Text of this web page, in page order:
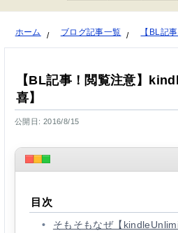
ホーム ブログ記事一覧 【BL記
【BL記事！閲覧注意】
喜】
公開日: 2016/8/15
目次
そもそもなぜ【